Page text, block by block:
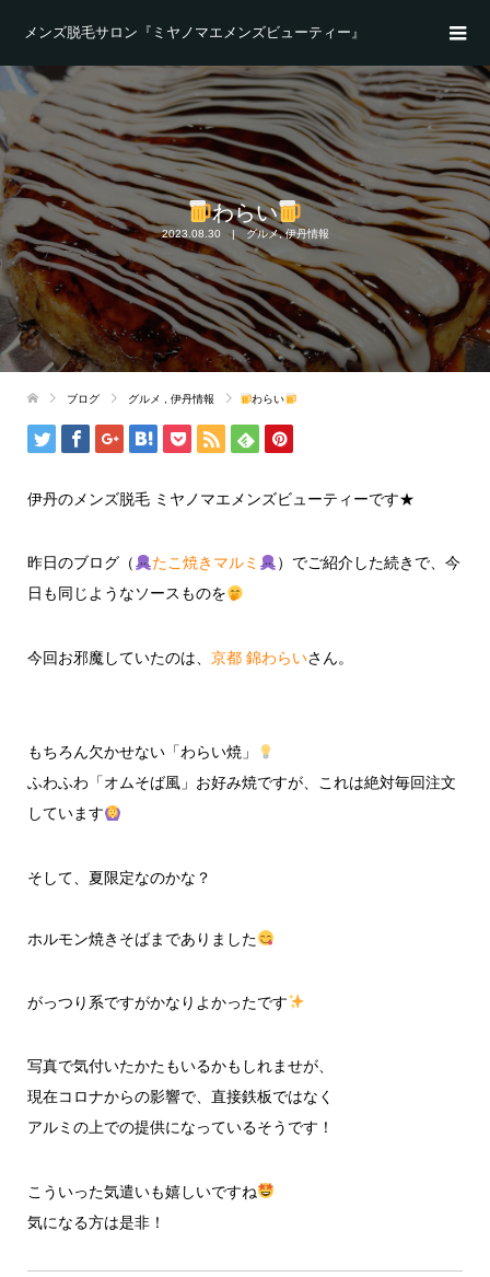
メンズ脱毛サロン『ミヤノマエメンズビューティー』
わらい
2023.08.30 グルメ,伊丹情報
ブログ グルメ 伊丹情報 わらい
伊丹のメンズ脱毛 ミヤノマエメンズビューティーです★
昨日のブログ（ たこ焼きマルミ
）でご紹介した続きで、今
日も同じようなソースものを
今回お邪魔していたのは、 京都 錦わらいさん。
もちろん欠かせない「わらい焼」
ふわふわ「オムそば風」お好み焼ですが、これは絶対毎回注文
しています
そして、夏限定なのかな？
ホルモン焼きそばまでありました
がっつり系ですがかなりよかったです
写真で気付いたかたもいるかもしれませが、
現在コロナからの影響で、直接鉄板ではなく
アルミの上での提供になっているそうです！
こういった気遣いも嬉しいですね
気になる方は是非！